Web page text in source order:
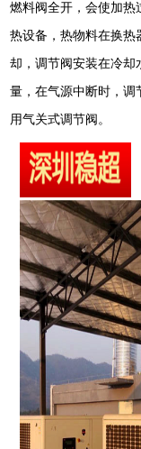
燃料阀全开，会使加热
热设备，热物料在换热
却，调节阀安装在冷却
量，在气源中断时，调
用气关式调节阀。